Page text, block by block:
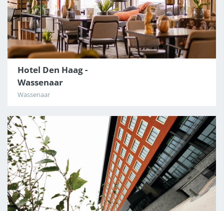
Hotel Den Haag -
Wassenaar
Wassenaar